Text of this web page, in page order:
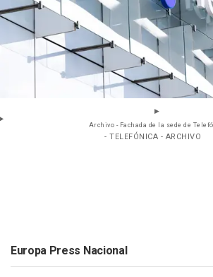
Archivo - Fachada de la sede de
- TELEFÓNICA - ARCHIVO
Europa Press Nacional